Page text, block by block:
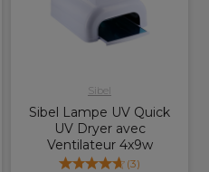
Sibel
Sibel Lampe UV Quick
UV Dryer avec
Ventilateur 4x9w
(3)